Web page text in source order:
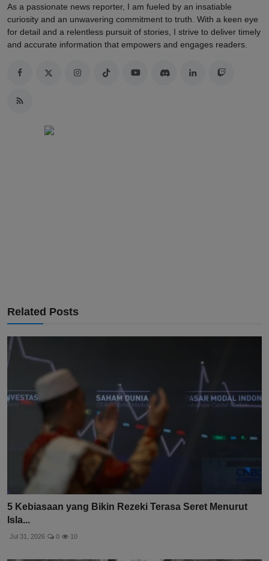
As a passionate news reporter, I am fueled by an insatiable
curiosity and an unwavering commitment to truth. With a keen eye
for detail and a relentless pursuit of stories, I strive to deliver timely
and accurate information that empowers and engages readers.
Related Posts
5 Kebiasaan yang Bikin Rezeki Terasa Seret Menurut
Isla...
Jul 31, 2026 0 10